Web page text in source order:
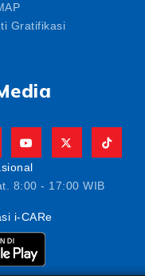
Gratifikasi
8:00 - 17:00 WIB
i-CARe